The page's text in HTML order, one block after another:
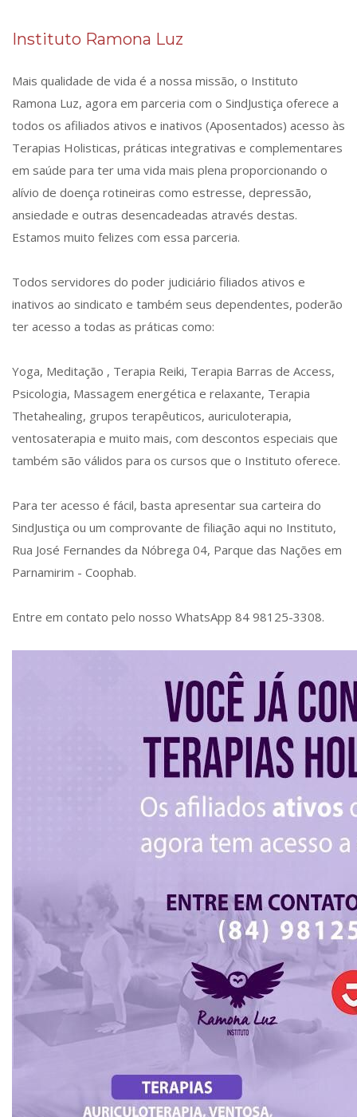
Instituto Ramona Luz
Mais qualidade de vida é a nossa missão, o Instituto
Ramona Luz, agora em parceria com o SindJustiça oferece a
todos os afiliados ativos e inativos (Aposentados) acesso às
Terapias Holisticas, práticas integrativas e complementares
em saúde para ter uma vida mais plena proporcionando o
alívio de doença rotineiras como estresse, depressão,
ansiedade e outras desencadeadas através destas.
Estamos muito felizes com essa parceria.
Todos servidores do poder judiciário filiados ativos e
inativos ao sindicato e também seus dependentes, poderão
ter acesso a todas as práticas como:
Yoga, Meditação , Terapia Reiki, Terapia Barras de Access,
Psicologia, Massagem energética e relaxante, Terapia
Thetahealing, grupos terapêuticos, auriculoterapia,
ventosaterapia e muito mais, com descontos especiais que
também são válidos para os cursos que o Instituto oferece.
Para ter acesso é fácil, basta apresentar sua carteira do
SindJustiça ou um comprovante de filiação aqui no Instituto,
Rua José Fernandes da Nóbrega 04, Parque das Nações em
Parnamirim - Coophab.
Entre em contato pelo nosso WhatsApp 84 98125-3308.